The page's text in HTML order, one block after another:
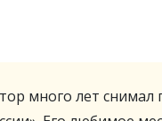
много лет